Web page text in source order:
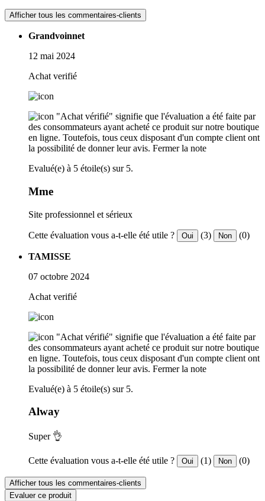
Afficher tous les commentaires-clients
Grandvoinnet
12 mai 2024
Achat verifié
"Achat vérifié" signifie que l'évaluation a été faite par
des consommateurs ayant acheté ce produit sur notre boutique
en ligne. Toutefois, tous ceux disposant d'un compte client ont
la possibilité de donner leur avis. Fermer la note
Evalué(e) à 5 étoile(s) sur 5.
Mme
Site professionnel et sérieux
Cette évaluation vous a-t-elle été utile ? Oui (3) Non (0)
TAMISSE
07 octobre 2024
Achat verifié
"Achat vérifié" signifie que l'évaluation a été faite par
des consommateurs ayant acheté ce produit sur notre boutique
en ligne. Toutefois, tous ceux disposant d'un compte client ont
la possibilité de donner leur avis. Fermer la note
Evalué(e) à 5 étoile(s) sur 5.
Alway
Super 👌
Cette évaluation vous a-t-elle été utile ? Oui (1) Non (0)
Afficher tous les commentaires-clients
Evaluer ce produit